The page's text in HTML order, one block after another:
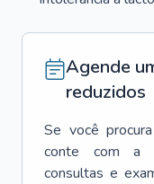
Agende
reduzidos
Se você
conte com a
consultas e